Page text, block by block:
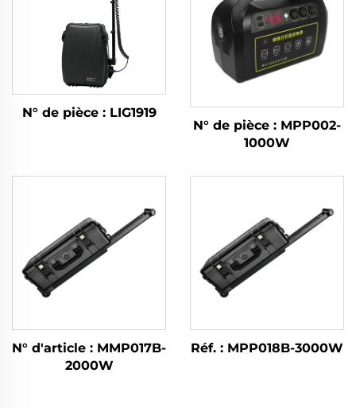
N° de pièce : LIG1919
N° de pièce : MPP002-
1000W
N° d'article : MMP017B-
2000W
Réf. : MPP018B-3000W